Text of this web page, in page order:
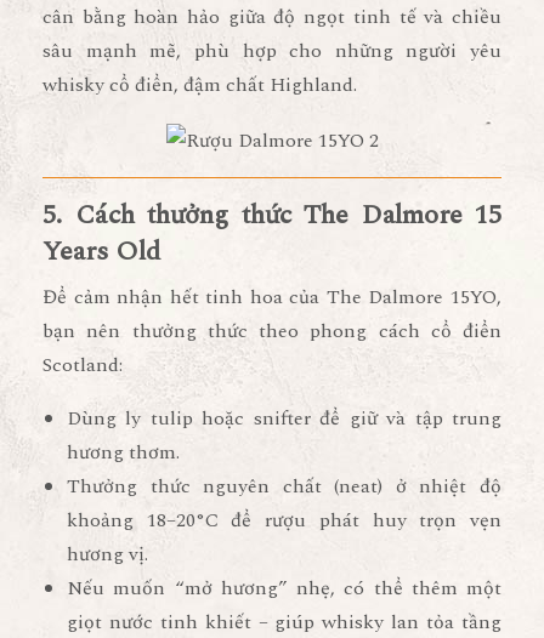
cân bằng hoàn hảo giữa độ ngọt tinh tế và chiều
sâu mạnh mẽ, phù hợp cho những người yêu
whisky cổ điển, đậm chất Highland.
5. Cách thưởng thức The Dalmore 15
Years Old
Để cảm nhận hết tinh hoa của The Dalmore 15YO,
bạn nên thưởng thức theo phong cách cổ điển
Scotland:
Dùng ly tulip hoặc snifterđể giữ và tập trung
hương thơm.
Thưởng thức nguyên chất (neat) ở nhiệt độ
khoảng 18–20°C để rượu phát huy trọn vẹn
hương vị.
Nếu muốn “mở hương” nhẹ, có thể thêm một
giọt nước tinh khiết– giúp whisky lan tỏa tầng